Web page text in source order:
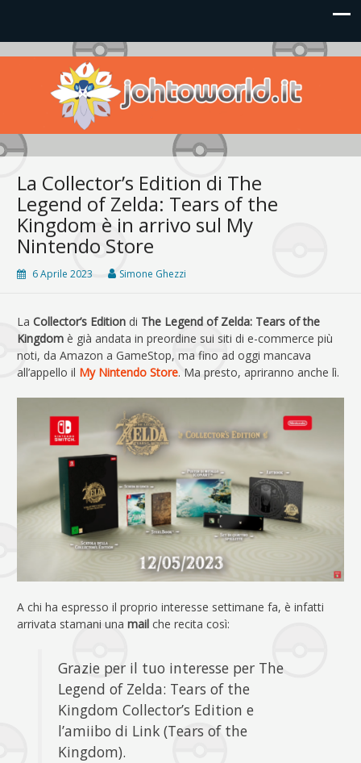
Johto World
Le novità più frizzanti dall'universo Pokémon e Nintendo
La Collector’s Edition di The
Legend of Zelda: Tears of the
Kingdom è in arrivo sul My
Nintendo Store
6 Aprile 2023 Simone Ghezzi
La Collector’s Edition di The Legend of Zelda: Tears of the
Kingdom è già andata in preordine sui siti di e-commerce più
noti, da Amazon a GameStop, ma fino ad oggi mancava
all’appello il My Nintendo Store. Ma presto, apriranno anche lì.
A chi ha espresso il proprio interesse settimane fa, è infatti
arrivata stamani una mail che recita così:
Grazie per il tuo interesse per The
Legend of Zelda: Tears of the
Kingdom Collector’s Edition e
l’amiibo di Link (Tears of the
Kingdom).